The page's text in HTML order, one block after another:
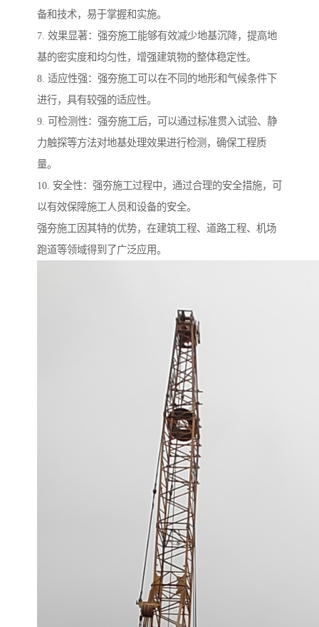
备和技术，易于掌握和实施。
7. 效果显著：强夯施工能够有效减少地基沉降，提高地
基的密实度和均匀性，增强建筑物的整体稳定性。
8. 适应性强：强夯施工可以在不同的地形和气候条件下
进行，具有较强的适应性。
9. 可检测性：强夯施工后，可以通过标准贯入试验、静
力触探等方法对地基处理效果进行检测，确保工程质
量。
10. 安全性：强夯施工过程中，通过合理的安全措施，可
以有效保障施工人员和设备的安全。
强夯施工因其特的优势，在建筑工程、道路工程、机场
跑道等领域得到了广泛应用。